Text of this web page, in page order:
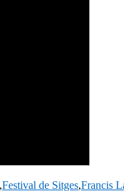
,Festival de Sitges,Francis